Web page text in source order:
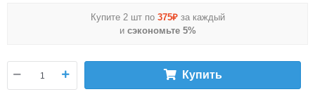
Купите 2 шт по375₽ за каждый
исэкономьте 5%
Купить